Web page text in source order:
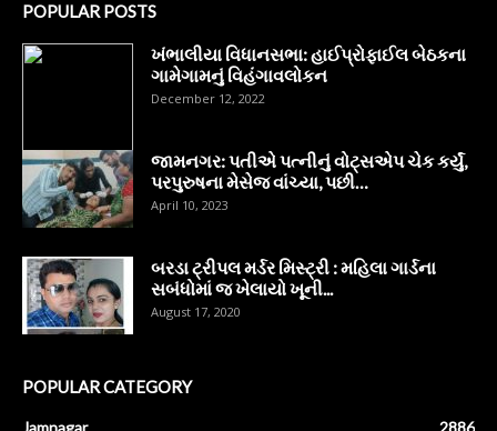
POPULAR POSTS
ખંભાલીયા વિધાનસભા: હાઈપ્રોફાઈલ બેઠકના
ગામેગામનું વિહંગાવલોકન
December 12, 2022
જામનગર: પતીએ પત્નીનું વોટ્સએપ ચેક કર્યું,
પરપુરુષના મેસેજ વાંચ્યા, પછી…
April 10, 2023
બરડા ટ્રીપલ મર્ડર મિસ્ટ્રી : મહિલા ગાર્ડના
સબંધોમાં જ ખેલાયો ખૂની...
August 17, 2020
POPULAR CATEGORY
Jamnagar 2886